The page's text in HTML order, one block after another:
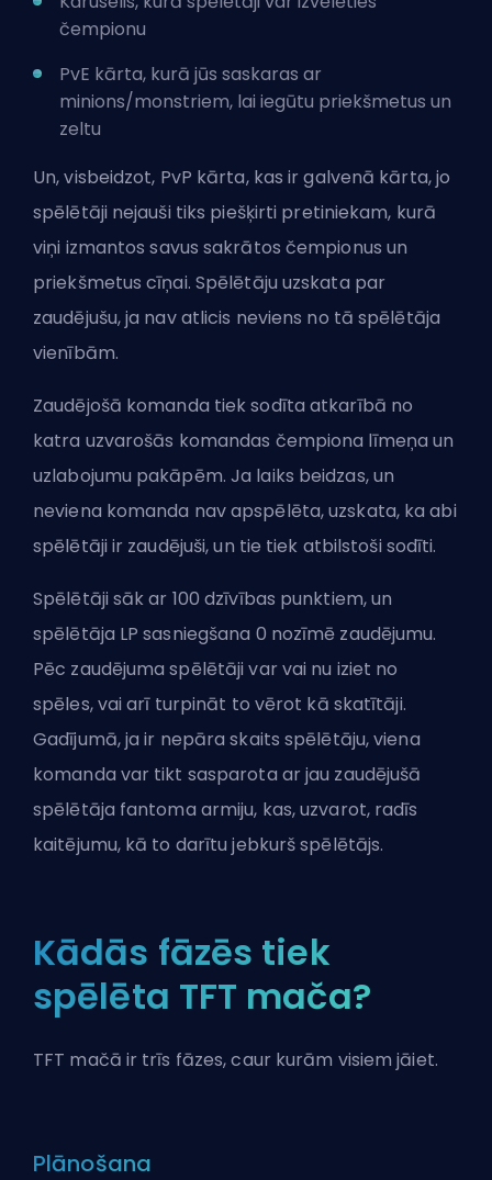
čempionu
PvE kārta, kurā jūs saskaras ar
minions/monstriem, lai iegūtu priekšmetus un
zeltu
Un, visbeidzot, PvP kārta, kas ir galvenā kārta, jo
spēlētāji nejauši tiks piešķirti pretiniekam, kurā
viņi izmantos savus sakrātos čempionus un
priekšmetus cīņai. Spēlētāju uzskata par
zaudējušu, ja nav atlicis neviens no tā spēlētāja
vienībām.
Zaudējošā komanda tiek sodīta atkarībā no
katra uzvarošās komandas čempiona līmeņa un
uzlabojumu pakāpēm. Ja laiks beidzas, un
neviena komanda nav apspēlēta, uzskata, ka abi
spēlētāji ir zaudējuši, un tie tiek atbilstoši sodīti.
Spēlētāji sāk ar 100 dzīvības punktiem, un
spēlētāja LP sasniegšana 0 nozīmē zaudējumu.
Pēc zaudējuma spēlētāji var vai nu iziet no
spēles, vai arī turpināt to vērot kā skatītāji.
Gadījumā, ja ir nepāra skaits spēlētāju, viena
komanda var tikt sasparota ar jau zaudējušā
spēlētāja fantoma armiju, kas, uzvarot, radīs
kaitējumu, kā to darītu jebkurš spēlētājs.
Kādās fāzēs tiek
spēlēta TFT mača?
TFT mačā ir trīs fāzes, caur kurām visiem jāiet.
Plānošana